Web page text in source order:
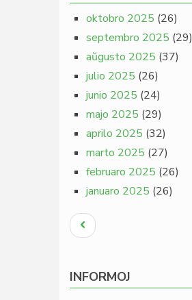
oktobro 2025 (26)
septembro 2025 (29)
aŭgusto 2025 (37)
julio 2025 (26)
junio 2025 (24)
majo 2025 (29)
aprilo 2025 (32)
marto 2025 (27)
februaro 2025 (26)
januaro 2025 (26)
Pagination
Antaŭa
paĝo
INFORMOJ